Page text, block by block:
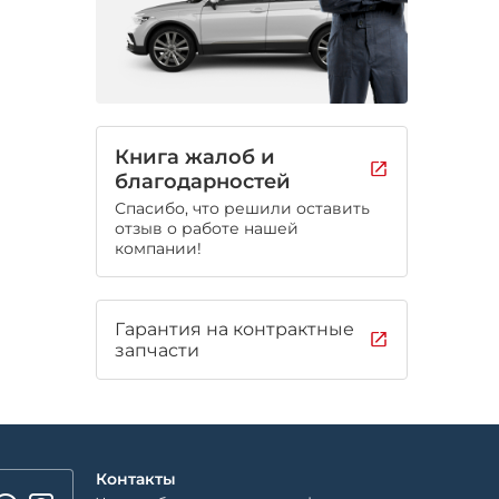
Книга жалоб и
благодарностей
Спасибо, что решили оставить
отзыв о работе нашей
компании!
Гарантия на контрактные
запчасти
Контакты